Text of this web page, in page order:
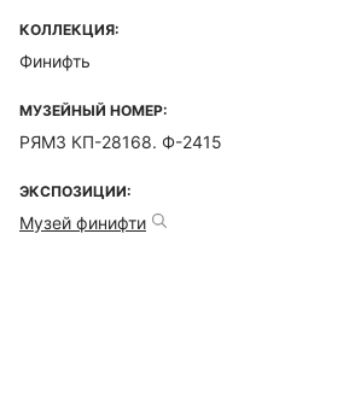
КОЛЛЕКЦИЯ:
Финифть
МУЗЕЙНЫЙ НОМЕР:
РЯМЗ КП-28168. Ф-2415
ЭКСПОЗИЦИИ:
Музей финифти